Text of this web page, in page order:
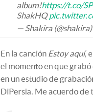
album!https://t.co/
ShakHQ
— Shakira (@shakira)
En la canción Estoy aquí,
el momento en que
en un estudio de
DiPersia. Me acuerdo de